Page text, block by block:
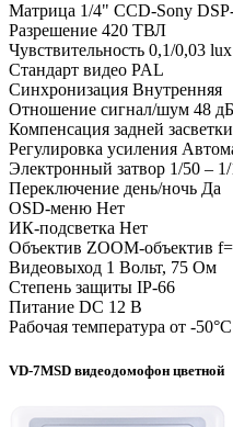
Матрица 1/4" CCD-Sony
Разрешение 420 ТВЛ
Чувствительность 0,1/0,03 lux
Стандарт видео PAL
Синхронизация Внутренняя
Отношение сигнал/шум 48 дБ
Компенсация задней
Регулировка усиления
Электронный затвор 1/50 –
Переключение день/ночь Да
OSD-меню Нет
ИК-подсветка Нет
Объектив ZOOM-объектив
Видеовыход 1 Вольт, 75 Ом
Степень защиты IP-66
Питание DC 12 В
Рабочая температура от -
VD-7MSD видеодомофон цветной